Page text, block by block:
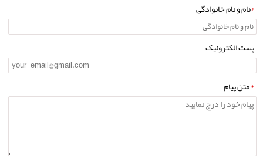
*نام و نام خانوادگی
پست الکترونیک
*متن پیام